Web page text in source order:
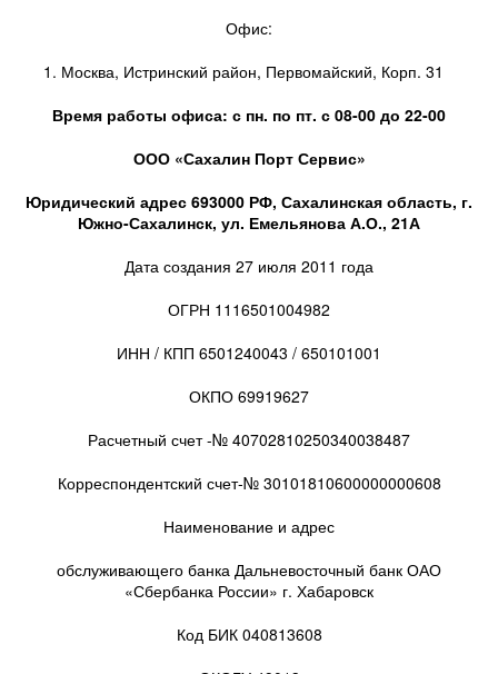
Офис:
Москва, Истринский район, Первомайский, Корп. 31
Время работы офиса: с пн. по пт. с 08-00 до 22-00
ООО «Сахалин Порт Сервис»
Юридический адрес 693000 РФ, Сахалинская область, г.
Южно-Сахалинск, ул. Емельянова А.О., 21А
Дата создания 27 июля 2011 года
ОГРН 1116501004982
ИНН / КПП 6501240043 / 650101001
ОКПО 69919627
Расчетный счет -№ 40702810250340038487
Корреспондентский счет-№ 30101810600000000608
Наименование и адрес
обслуживающего банка Дальневосточный банк ОАО
«Сбербанка России» г. Хабаровск
Код БИК 040813608